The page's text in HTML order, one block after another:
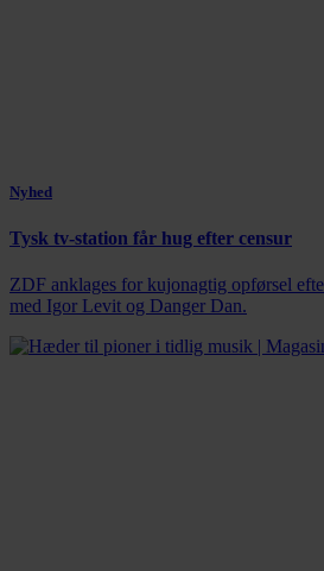
Nyhed
Tysk tv-station får hug efter censur
ZDF anklages for kujonagtig opførsel
med Igor Levit og Danger Dan.